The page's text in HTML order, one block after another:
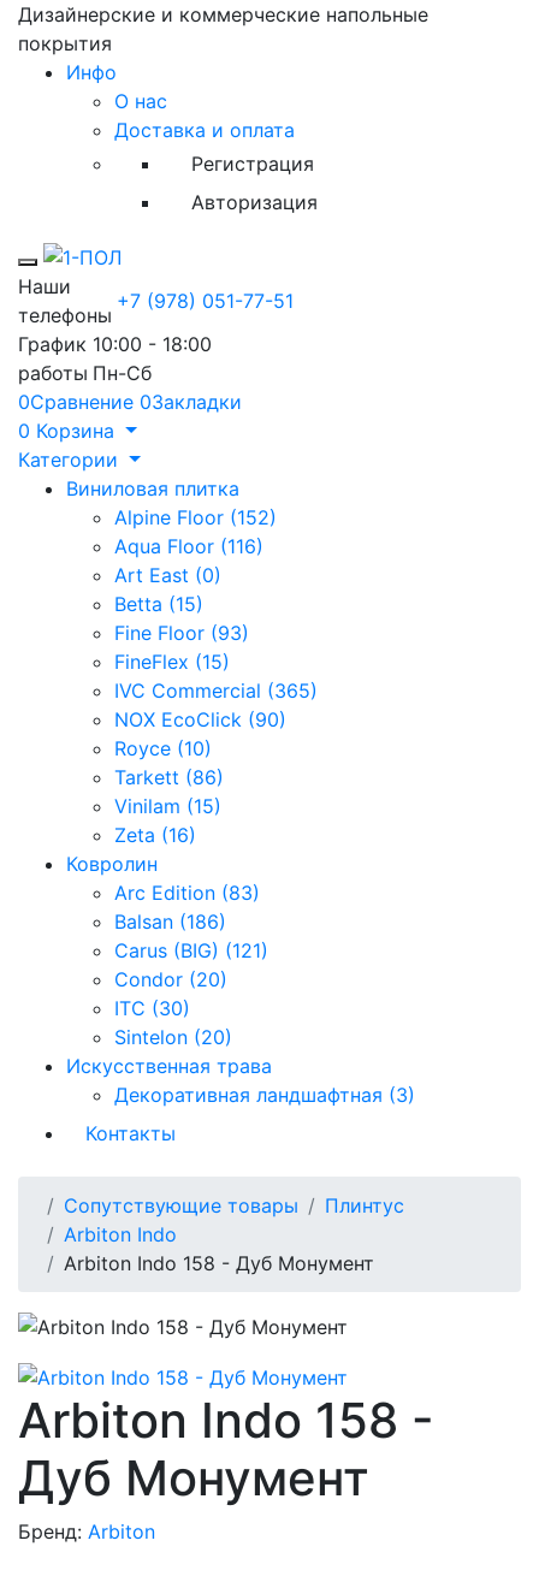
Дизайнерские и коммерческие напольные
покрытия
Инфо
О нас
Доставка и оплата
Регистрация
Авторизация
Toggle mobile menu
Наши
телефоны
+7 (978) 051-77-51
График
работы
10:00 - 18:00
Пн-Сб
0Сравнение 0Закладки
0 Корзина
Категории
Виниловая плитка
Alpine Floor (152)
Aqua Floor (116)
Art East (0)
Betta (15)
Fine Floor (93)
FineFlex (15)
IVC Commercial (365)
NOX EcoClick (90)
Royce (10)
Tarkett (86)
Vinilam (15)
Zeta (16)
Ковролин
Arc Edition (83)
Balsan (186)
Carus (BIG) (121)
Condor (20)
ITC (30)
Sintelon (20)
Искусственная трава
Декоративная ландшафтная (3)
Контакты
Сопутствующие товары
Плинтус
Arbiton Indo
Arbiton Indo 158 - Дуб Монумент
Arbiton Indo 158 -
Дуб Монумент
Бренд: Arbiton